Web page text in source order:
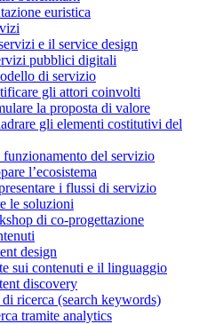
euristica
e il service design
pubblici digitali
di servizio
gli attori coinvolti
la proposta di valore
gli elementi costitutivi del
del servizio
l’ecosistema
i flussi di servizio
le soluzioni
di co-progettazione
design
sui contenuti e il linguaggio
discovery
ricerca (search keywords)
tramite analytics